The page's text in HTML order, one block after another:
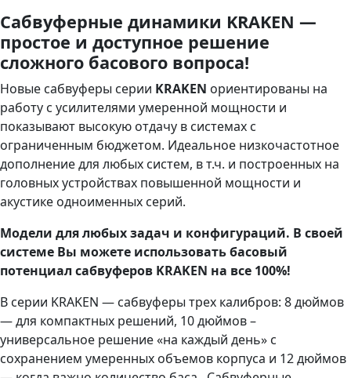
Сабвуферные динамики KRAKEN —
простое и доступное решение
сложного басового вопроса!
Новые сабвуферы серии KRAKEN ориентированы на
работу с усилителями умеренной мощности и
показывают высокую отдачу в системах с
ограниченным бюджетом. Идеальное низкочастотное
дополнение для любых систем, в т.ч. и построенных на
головных устройствах повышенной мощности и
акустике одноименных серий.
Модели для любых задач и конфигураций. В своей
системе Вы можете использовать басовый
потенциал сабвуферов KRAKEN на все 100%!
В серии KRAKEN — сабвуферы трех калибров: 8 дюймов
— для компактных решений, 10 дюймов –
универсальное решение «на каждый день» с
сохранением умеренных объемов корпуса и 12 дюймов